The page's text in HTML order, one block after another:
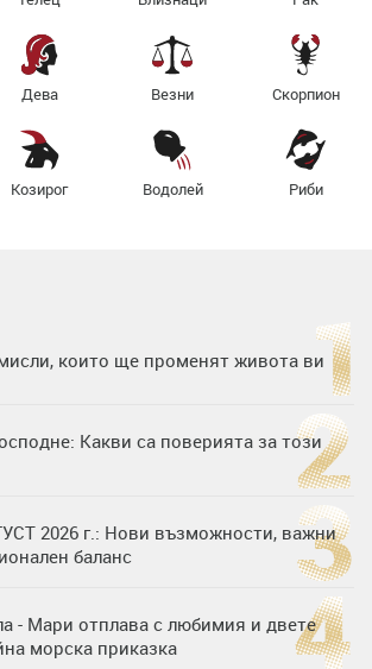
Дева Везни Скорпион
Козирог Водолей Риби
които ще променят живота ви
Какви са поверията за този
2026 г.: Нови възможности, важни
баланс
- Мари отплава с любимия и двете
морска приказка